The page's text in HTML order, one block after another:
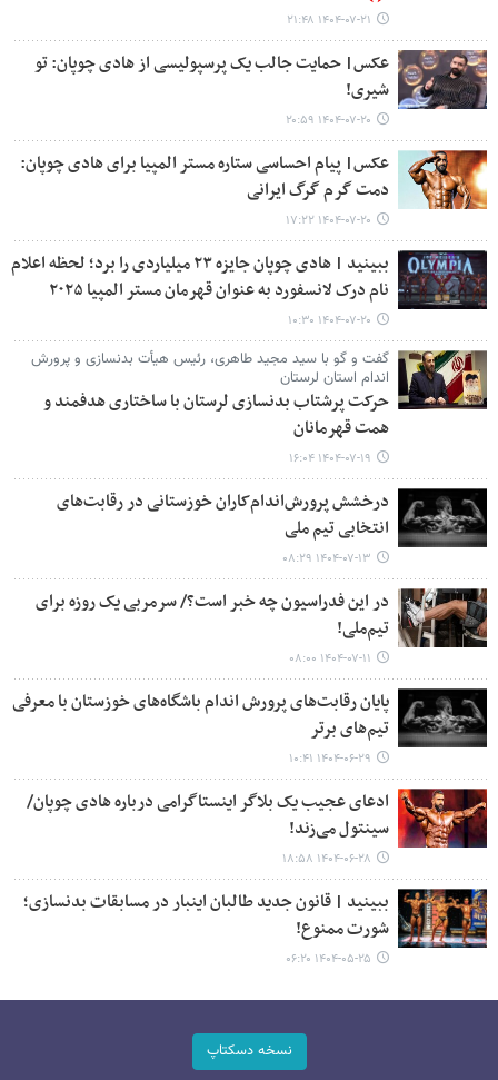
۱۴۰۴-۰۷-۲۱ ۲۱:۴۸
عکس| حمایت جالب یک پرسپولیسی از هادی چوپان: تو
شیری!
۱۴۰۴-۰۷-۲۰ ۲۰:۵۹
عکس| پیام احساسی ستاره مستر المپیا برای هادی چوپان:
دمت گرم گرگ ایرانی
۱۴۰۴-۰۷-۲۰ ۱۷:۲۲
ببینید | هادی چوپان جایزه ۲۳ میلیاردی را برد؛ لحظه اعلام
نام درک لانسفورد به عنوان قهرمان مستر المپیا ۲۰۲۵
۱۴۰۴-۰۷-۲۰ ۱۰:۳۰
گفت و گو با سید مجید طاهری، رئیس هیأت بدنسازی و پرورش
اندام استان لرستان
حرکت پرشتاب بدنسازی لرستان با ساختاری هدفمند و
همت قهرمانان
۱۴۰۴-۰۷-۱۹ ۱۶:۰۴
درخشش پرورش‌اندام‌کاران خوزستانی در رقابت‌های
انتخابی تیم ملی
۱۴۰۴-۰۷-۱۳ ۰۸:۲۹
در این فدراسیون چه خبر است؟/ سرمربی یک روزه برای
تیم‌ملی!
۱۴۰۴-۰۷-۱۱ ۰۸:۰۰
پایان رقابت‌های پرورش اندام باشگاه‌های خوزستان با معرفی
تیم‌های برتر
۱۴۰۴-۰۶-۲۹ ۱۰:۴۱
ادعای عجیب یک بلاگر اینستاگرامی درباره هادی چوپان/
سینتول می‌زند!
۱۴۰۴-۰۶-۲۸ ۱۸:۵۸
ببینید | قانون جدید طالبان اینبار در مسابقات بدنسازی؛
شورت ممنوع!
۱۴۰۴-۰۵-۲۵ ۰۶:۲۰
نسخه دسکتاپ